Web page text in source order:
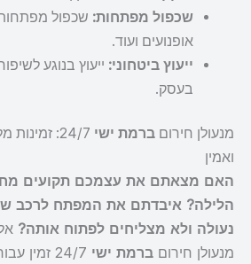
שכפול מפתחות: שכפול
אופנועים ועוד.
ייעוץ ביטחוני: ייעוץ בנוגע
בעסק.
מנעולן חירום ברמת ישי
24/7:
ואמין
האם מצאתם את עצמכם תקועים
הלילה? איבדתם את המפתח לרכב
נעולה ולא מצליחים לפתוח אותה?
מנעולן חירום ברמת ישי
24/7